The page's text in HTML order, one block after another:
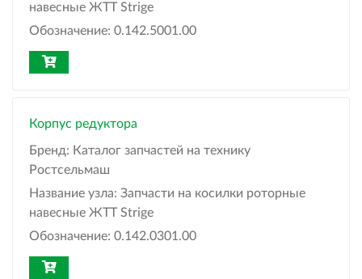
навесные ЖТТ Strige
Обозначение: 0.142.5001.00
Корпус редуктора
Бренд: Каталог запчастей на технику
Ростсельмаш
Название узла: Запчасти на косилки роторные
навесные ЖТТ Strige
Обозначение: 0.142.0301.00